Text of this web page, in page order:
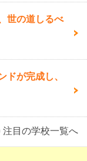
世の道しるべ
ドが完成し、
注目の学校一覧へ